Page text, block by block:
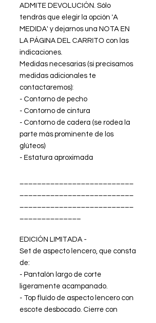
ADMITE DEVOLUCIÓN. Sólo
tendrás que elegir la opción 'A
MEDIDA' y dejarnos una NOTA EN
LA PÁGINA DEL CARRITO con las
indicaciones.
Medidas necesarias (si precisamos
medidas adicionales te
contactaremos):
- Contorno de pecho
- Contorno de cintura
- Contorno de cadera (se rodea la
parte más prominente de los
glúteos)
- Estatura aproximada
EDICIÓN LIMITADA -
Set de aspecto lencero, que consta
de:
- Pantalón largo de corte
ligeramente acampanado.
- Top fluído de aspecto lencero con
escote desbocado. Cierre con